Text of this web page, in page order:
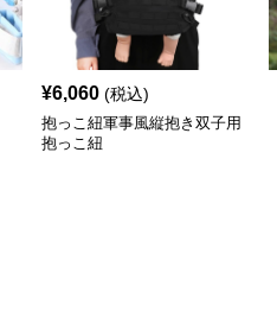
¥6,060 (税込)
抱っこ紐軍事風縦抱き双子用
抱っこ紐